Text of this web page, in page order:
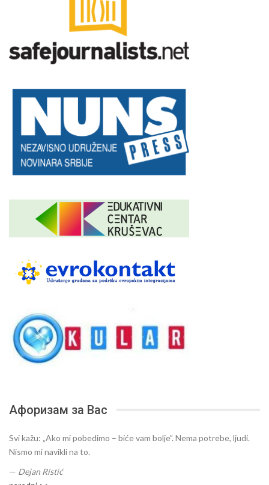
Афоризам за Вас
Svi kažu: „Ako mi pobedimo – biće vam bolje”. Nema potrebe, ljudi.
Nismo mi navikli na to.
— Dejan Ristić